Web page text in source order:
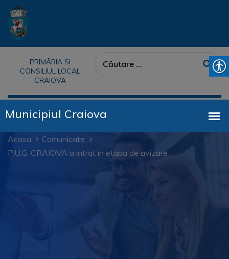
PRIMĂRIA SI
CONSILIUL LOCAL
CRAIOVA
Acasa
Comunicate
P.U.G. CRAIOVA a intrat în etapa de avizare